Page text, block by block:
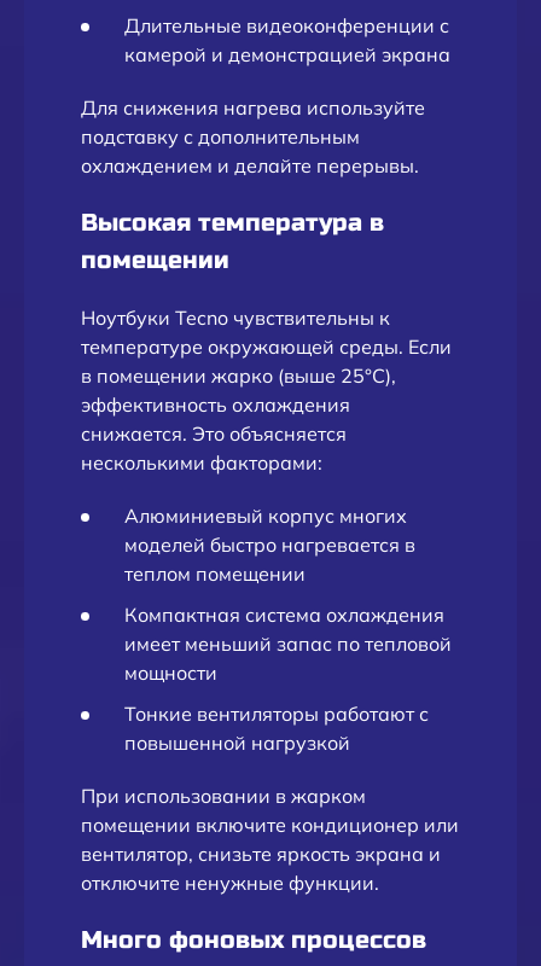
Длительные видеоконференции с
камерой и демонстрацией экрана
Для снижения нагрева используйте
подставку с дополнительным
охлаждением и делайте перерывы.
Высокая температура в
помещении
Ноутбуки Tecno чувствительны к
температуре окружающей среды. Если
в помещении жарко (выше 25°C),
эффективность охлаждения
снижается. Это объясняется
несколькими факторами:
Алюминиевый корпус многих
моделей быстро нагревается в
теплом помещении
Компактная система охлаждения
имеет меньший запас по тепловой
мощности
Тонкие вентиляторы работают с
повышенной нагрузкой
При использовании в жарком
помещении включите кондиционер или
вентилятор, снизьте яркость экрана и
отключите ненужные функции.
Много фоновых процессов